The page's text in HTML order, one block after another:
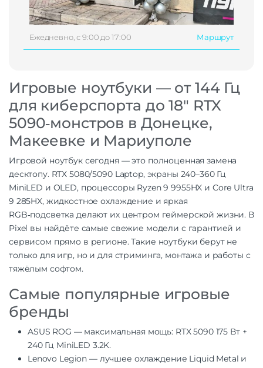
Ежедневно, с 9:00 до 17:00 Маршрут
Игровые ноутбуки — от 144 Гц
для киберспорта до 18″ RTX
5090‑монстров в Донецке,
Макеевке и Мариуполе
Игровой ноутбук сегодня — это полноценная замена
десктопу. RTX 5080/5090 Laptop, экраны 240–360 Гц
MiniLED и OLED, процессоры Ryzen 9 9955HX и Core Ultra
9 285HX, жидкостное охлаждение и яркая
RGB‑подсветка делают их центром геймерской жизни. В
Pixel вы найдёте самые свежие модели с гарантией и
сервисом прямо в регионе. Такие ноутбуки берут не
только для игр, но и для стриминга, монтажа и работы с
тяжёлым софтом.
Самые популярные игровые
бренды
ASUS ROG — максимальная мощь: RTX 5090 175 Вт +
240 Гц MiniLED 3.2K.
Lenovo Legion — лучшее охлаждение Liquid Metal и